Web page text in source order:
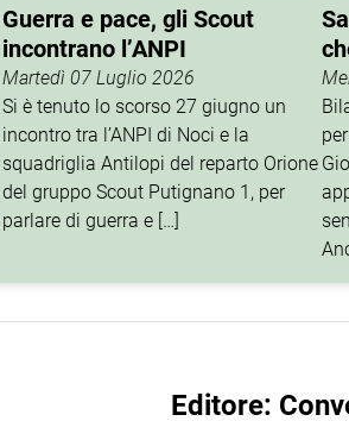
Guerra e pace, gli Scout
incontrano l’ANPI
Martedì 07 Luglio 2026
Si è tenuto lo scorso 27 giugno un
incontro tra l’ANPI di Noci e la
squadriglia Antilopi del reparto Orione
del gruppo Scout Putignano 1, per
parlare di guerra e […]
Editore: